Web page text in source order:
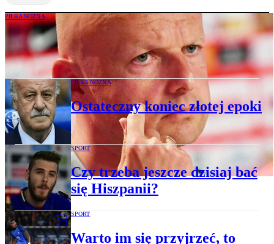
PIŁKA NOŻNA
Hubert Małowiejski: Kluczem na
Mistrzostwach Europy będzie obrona
PIŁKA NOŻNA
Ostateczny koniec złotej epoki
SPORT
Czy trzeba jeszcze dzisiaj bać
się Hiszpanii?
SPORT
Warto im się przyjrzeć, to